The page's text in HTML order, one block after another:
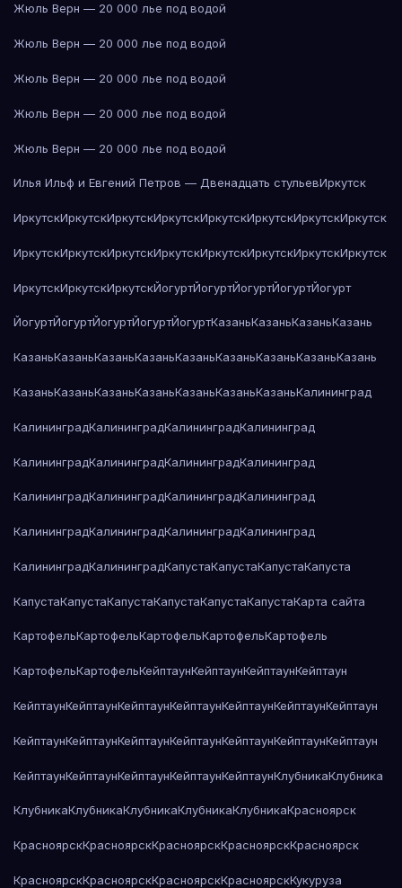
Жюль Верн — 20 000 лье под водой
Жюль Верн — 20 000 лье под водой
Жюль Верн — 20 000 лье под водой
Жюль Верн — 20 000 лье под водой
Жюль Верн — 20 000 лье под водой
Илья Ильф и Евгений Петров — Двенадцать стульевИркутск
ИркутскИркутскИркутскИркутскИркутскИркутскИркутскИркутск
ИркутскИркутскИркутскИркутскИркутскИркутскИркутскИркутск
ИркутскИркутскИркутскЙогуртЙогуртЙогуртЙогуртЙогурт
ЙогуртЙогуртЙогуртЙогуртЙогуртКазаньКазаньКазаньКазань
КазаньКазаньКазаньКазаньКазаньКазаньКазаньКазаньКазань
КазаньКазаньКазаньКазаньКазаньКазаньКазаньКалининград
КалининградКалининградКалининградКалининград
КалининградКалининградКалининградКалининград
КалининградКалининградКалининградКалининград
КалининградКалининградКалининградКалининград
КалининградКалининградКапустаКапустаКапустаКапуста
КапустаКапустаКапустаКапустаКапустаКапустаКарта сайта
КартофельКартофельКартофельКартофельКартофель
КартофельКартофельКейптаунКейптаунКейптаунКейптаун
КейптаунКейптаунКейптаунКейптаунКейптаунКейптаунКейптаун
КейптаунКейптаунКейптаунКейптаунКейптаунКейптаунКейптаун
КейптаунКейптаунКейптаунКейптаунКейптаунКлубникаКлубника
КлубникаКлубникаКлубникаКлубникаКлубникаКрасноярск
КрасноярскКрасноярскКрасноярскКрасноярскКрасноярск
КрасноярскКрасноярскКрасноярскКрасноярскКукуруза